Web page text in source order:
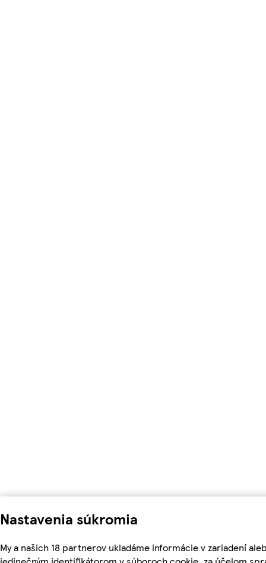
Nastavenia súkromia
My a našich 18 partnerov ukladáme informácie v zariadení